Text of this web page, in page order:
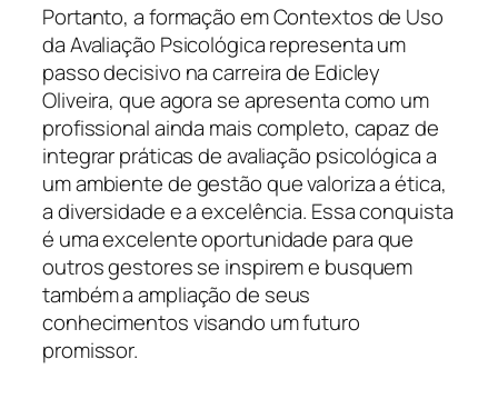
Portanto, a formação em Contextos de Uso
da Avaliação Psicológica representa um
passo decisivo na carreira de Edicley
Oliveira, que agora se apresenta como um
profissional ainda mais completo, capaz de
integrar práticas de avaliação psicológica a
um ambiente de gestão que valoriza a ética,
a diversidade e a excelência. Essa conquista
é uma excelente oportunidade para que
outros gestores se inspirem e busquem
também a ampliação de seus
conhecimentos visando um futuro
promissor.